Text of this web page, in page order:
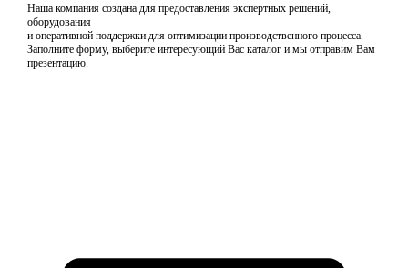
Наша компания создана для предоставления экспертных решений,
оборудования
и оперативной поддержки для оптимизации производственного процесса.
Заполните форму, выберите интересующий Вас каталог и мы отправим Вам
презентацию.